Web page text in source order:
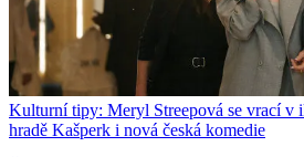
Kulturní tipy: Meryl Streepová se vrací v
hradě Kašperk i nová česká komedie